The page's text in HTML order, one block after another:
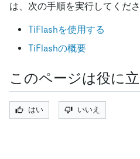
は、次の手順を実行してくださ
TiFlashを使用する
TiFlashの概要
このページは役に
はい いいえ